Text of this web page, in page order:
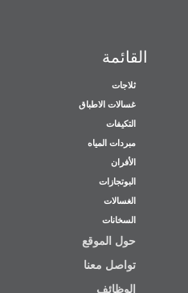
القائمة
ثلاجات
غسالات الاطباق
التكيفات
مبردات المياه
الأفران
البوتجازات
الغسالات
السخانات
حول الموقع
تواصل معنا
الوظائف